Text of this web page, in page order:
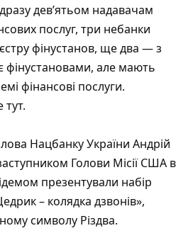
дев’ятьом надавачам
послуг, три небанки
фінустанов, ще два — з
фінустановами, але мають
фінансові послуги.
Нацбанку України Андрій
Голови Місії США в
презентували набір
– колядка дзвонів»,
символу Різдва.